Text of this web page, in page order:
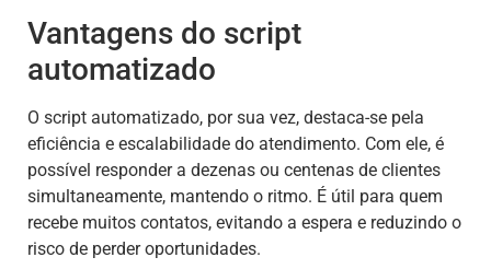
Vantagens do script
automatizado
O script automatizado, por sua vez, destaca-se pela
eficiência e escalabilidade do atendimento. Com ele, é
possível responder a dezenas ou centenas de clientes
simultaneamente, mantendo o ritmo. É útil para quem
recebe muitos contatos, evitando a espera e reduzindo o
risco de perder oportunidades.